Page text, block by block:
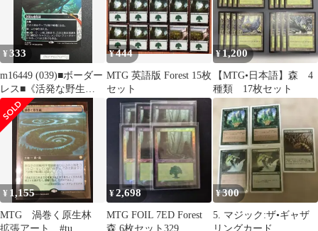
¥333
m16449 (039)■ボーダー
レス■《活発な野生
林/Stirring Wildwood》
[EOS] 土地R
¥444
MTG 英語版 Forest 15枚
セット
¥1,200
【MTG•日本語】森 4
種類 17枚セット
¥ 1,155
MTG 渦巻く原生林
拡張アート #tu
¥2,698
MTG FOIL 7ED Forest
森 6枚セット329
¥300
5. マジック:ザ•ギャザ
リングカード